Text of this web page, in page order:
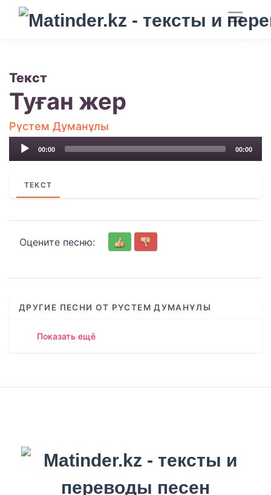
Текст
Туған жер
Рүстем Думанұлы
Audio
00:00 00:00
ТЕКСТ
Оцените песню:
ДРУГИЕ ПЕСНИ ОТ РҮСТЕМ ДУМАНҰЛЫ
Показать ещё